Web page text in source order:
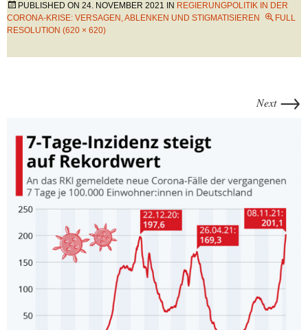
PUBLISHED ON 24. NOVEMBER 2021 IN REGIERUNGPOLITIK IN DER
CORONA-KRISE: VERSAGEN, ABLENKEN UND STIGMATISIEREN
FULL
RESOLUTION (620 × 620)
Next →